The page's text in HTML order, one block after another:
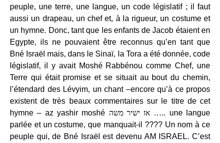
peuple, une terre, une langue, un code législatif ; il faut
aussi un drapeau, un chef et, à la rigueur, un costume et
un hymne. Donc, tant que les enfants de Jacob étaient en
Egypte, ils ne pouvaient être reconnus qu’en tant que
Bné Israël mais, dans le Sinaï, la Tora a été donnée, code
législatif, il y avait Moshé Rabbénou comme Chef, une
Terre qui était promise et se situait au bout du chemin,
l’étendard des Lévyim, un chant –encore qu’à ce propos
existent de très beaux commentaires sur le titre de cet
hymne – az yashir moshé
אז ישיר משה ….. une langue
parlée et un costume, que manquait-il ???? Un nom à ce
peuple qui, de Bné Israël est devenu AM ISRAEL. C’est